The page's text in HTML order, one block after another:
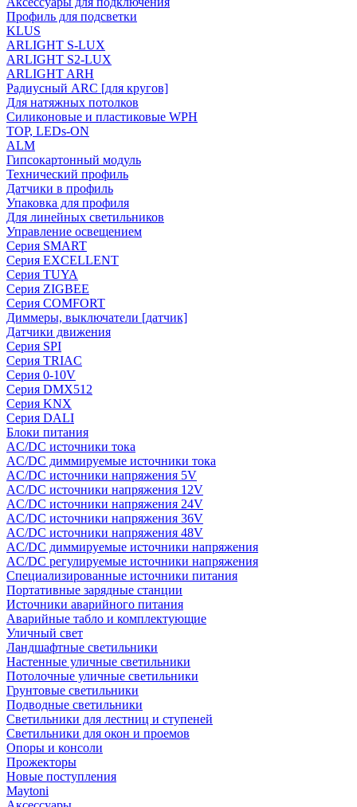
Профиль для подсветки
KLUS
ARLIGHT S-LUX
ARLIGHT S2-LUX
ARLIGHT ARH
Радиусный ARC [для кругов]
Для натяжных потолков
Силиконовые и пластиковые WPH
TOP, LEDs-ON
ALM
Гипсокартонный модуль
Технический профиль
Датчики в профиль
Упаковка для профиля
Для линейных светильников
Управление освещением
Серия SMART
Серия EXCELLENT
Серия TUYA
Серия ZIGBEE
Серия COMFORT
Диммеры, выключатели [датчик]
Датчики движения
Серия SPI
Серия TRIAC
Серия 0-10V
Серия DMX512
Серия KNX
Серия DALI
Блоки питания
AC/DC источники тока
AC/DC диммируемые источники тока
AC/DC источники напряжения 5V
AC/DC источники напряжения 12V
AC/DC источники напряжения 24V
AC/DC источники напряжения 36V
AC/DC источники напряжения 48V
AC/DC диммируемые источники напряжения
AC/DC регулируемые источники напряжения
Специализированные источники питания
Портативные зарядные станции
Источники аварийного питания
Аварийные табло и комплектующие
Уличный свет
Ландшафтные светильники
Настенные уличные светильники
Потолочные уличные светильники
Грунтовые светильники
Подводные светильники
Светильники для лестниц и ступеней
Светильники для окон и проемов
Опоры и консоли
Прожекторы
Новые поступления
Maytoni